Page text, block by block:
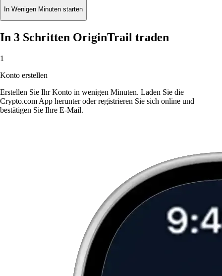
In Wenigen Minuten starten
In 3 Schritten OriginTrail traden
1
Konto erstellen
Erstellen Sie Ihr Konto in wenigen Minuten. Laden Sie die
Crypto.com App herunter oder registrieren Sie sich online und
bestätigen Sie Ihre E-Mail.